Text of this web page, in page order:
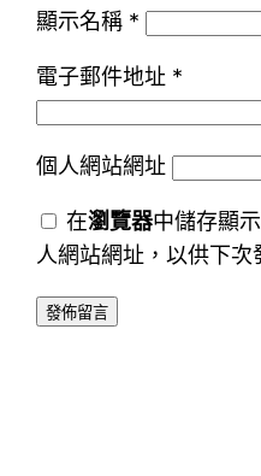
顯示名稱 *
電子郵件地址 *
個人網站網址
在瀏覽器中儲存顯
人網站網址，以供下次